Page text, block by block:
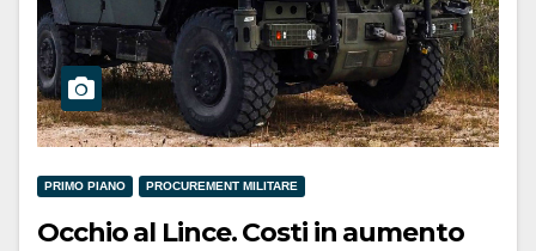
PRIMO PIANO PROCUREMENT MILITARE
Occhio al Lince. Costi in aumento